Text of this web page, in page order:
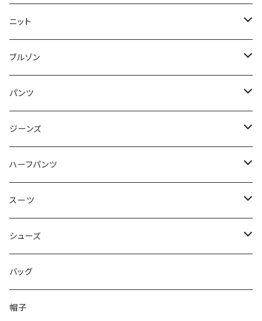
50/XL～
48/L
50/XL～
46/M
48/L
50/XL～
～44/S
46/M
48/L
50/XL～
ニット
～44/S
46/M
48/L
50/XL～
ブルゾン
～44/S
46/M
48/L
50/XL～
パンツ
～44/S
46/M
48/L
50/XL～
ジーンズ
～44/S
46/M
48/L
50/XL～
ハーフパンツ
～44/S
46/M
48/L
50/XL～
スーツ
～44/S
46/M
48/L
シューズ
～25.5cm
26cm～
バッグ
帽子